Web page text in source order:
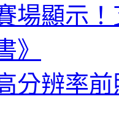
場顯示
》
分辨率